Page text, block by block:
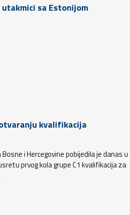
utakmici sa Estonijom
kvalifikacija
i Hercegovine pobijedila je danas u
prvog kola grupe C1 kvalifikacija za